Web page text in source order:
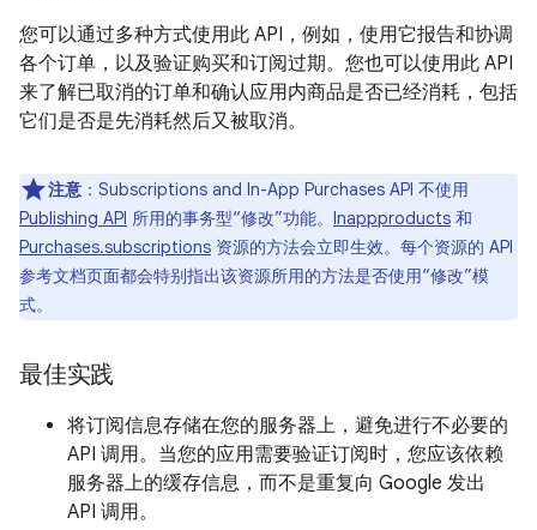
您可以通过多种方式使用此 API，例如，使用它报告和协调
各个订单，以及验证购买和订阅过期。您也可以使用此 API
来了解已取消的订单和确认应用内商品是否已经消耗，包括
它们是否是先消耗然后又被取消。
注意 ：Subscriptions and In-App Purchases API 不使用
Publishing API 所用的事务型“修改”功能。 Inappproducts 和
Purchases.subscriptions 资源的方法会立即生效。每个资源的 API
参考文档页面都会特别指出该资源所用的方法是否使用“修改”模
式。
最佳实践
将订阅信息存储在您的服务器上，避免进行不必要的
API 调用。当您的应用需要验证订阅时，您应该依赖
服务器上的缓存信息，而不是重复向 Google 发出
API 调用。